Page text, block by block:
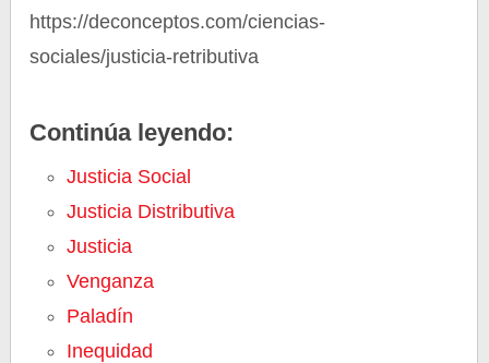
https://deconceptos.com/ciencias-
sociales/justicia-retributiva
Continúa leyendo:
Justicia Social
Justicia Distributiva
Justicia
Venganza
Paladín
Inequidad